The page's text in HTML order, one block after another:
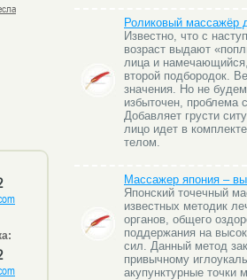
Роликовый массажёр
Известно, что с
возраст выдают
лица и
второй подбородок.
значения. Но не
избыточен, проблема
Добавляет грусти
лицо идет в
телом.
Массажер япония –
Японский точечный
известных методик
органов, общего
поддержания на
сил. Данный метод
привычному
акупунктурные точки